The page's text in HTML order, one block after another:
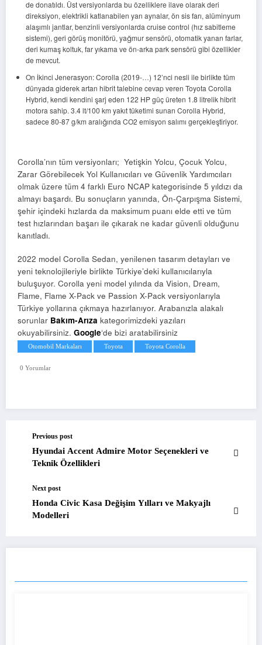
de donatıldı. Üst versiyonlarda bu özelliklere ilave olarak deri
direksiyon, elektrikli katlanabilen yan aynalar, ön sis farı, alüminyum
alaşımlı jantlar, benzinli versiyonlarda cruise control (hız sabitleme
sistemi), geri görüş monitörü, yağmur sensörü, otomatik yanan farlar,
deri kumaş koltuk, far yıkama ve ön-arka park sensörü gibi özellikler
de mevcut.
On İkinci Jenerasyon: Corolla (2019-…) 12’nci nesli ile birlikte tüm
dünyada giderek artan hibrit talebine cevap veren Toyota Corolla
Hybrid, kendi kendini şarj eden 122 HP güç üreten 1.8 litrelik hibrit
motora sahip. 3.4 lt/100 km yakıt tüketimi sunan Corolla Hybrid,
sadece 80-87 g/km aralığında CO2 emisyon salımı gerçekleştiriyor.
Corolla’nın tüm versiyonları; Yetişkin Yolcu, Çocuk Yolcu,
Zarar Görebilecek Yol Kullanıcıları ve Güvenlik Yardımcıları
olmak üzere tüm 4 farklı Euro NCAP kategorisinde 5 yıldızı da
almayı başardı. Bu sonuçların yanında, Ön-Çarpışma Sistemi,
şehir içindeki hızlarda da maksimum puanı elde etti ve tüm
test hızlarından başarı ile çıkarak ne kadar güvenli olduğunu
kanıtladı.
2022 model Corolla Sedan, yenilenen tasarım detayları ve
yeni teknolojileriyle birlikte Türkiye’deki kullanıcılarıyla
buluşuyor. Corolla yeni model yılında da Vision, Dream,
Flame, Flame X-Pack ve Passion X-Pack versiyonlarıyla
Türkiye yollarına çıkmaya hazırlanıyor. Arabanızla alakalı
sorunlar Bakım-Arıza kategorimizdeki yazıları
okuyabilirsiniz. Google‘de bizi aratabilirsiniz
Otomobil Markaları Toyota Toyota Corolla
0 Yorumlar
Previous post
Hyundai Accent Admire Motor Seçenekleri ve
Teknik Özellikleri
Next post
Honda Civic Kasa Değişim Yılları ve Makyajlı
Modelleri